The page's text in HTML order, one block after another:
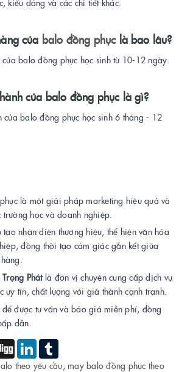
của balo đồng phục là bao lâu?
balo đồng phục học sinh từ 10-12 ngày.
của balo đồng phục là gì?
của balo đồng phục học sinh 6 tháng - 12
là một giải pháp marketing hiệu quả và
học và doanh nghiệp.
nhận diện thương hiệu, thể hiện văn hóa
đồng thời tạo cảm giác gắn kết giữa
Phátlà đơn vị chuyên cung cấp dịch vụ
uy tín, chất lượng với giá thành cạnh tranh.
để được tư vấn và báo giá miễn phí, đồng
dẫn.
Digg LinkedIn
theo yêu cầu, may balo đồng phục theo